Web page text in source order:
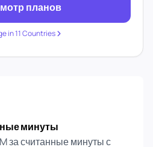
планов
in 11 Countries
минуты
за считанные минуты с